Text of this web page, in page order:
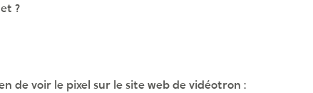
?
de voir le pixel sur le site web de vidéotron :